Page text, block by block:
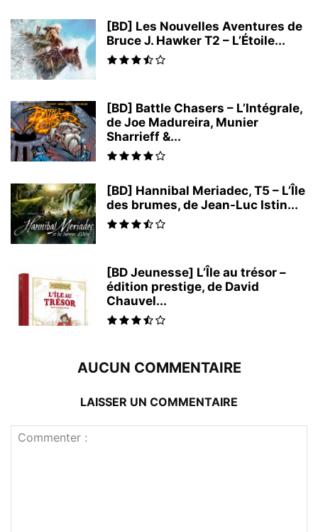
[BD] Les Nouvelles Aventures de
Bruce J. Hawker T2 – L’Étoile...
[BD] Battle Chasers – L’Intégrale,
de Joe Madureira, Munier
Sharrieff &...
[BD] Hannibal Meriadec, T5 – L’Île
des brumes, de Jean-Luc Istin...
[BD Jeunesse] L’Île au trésor –
édition prestige, de David
Chauvel...
AUCUN COMMENTAIRE
LAISSER UN COMMENTAIRE